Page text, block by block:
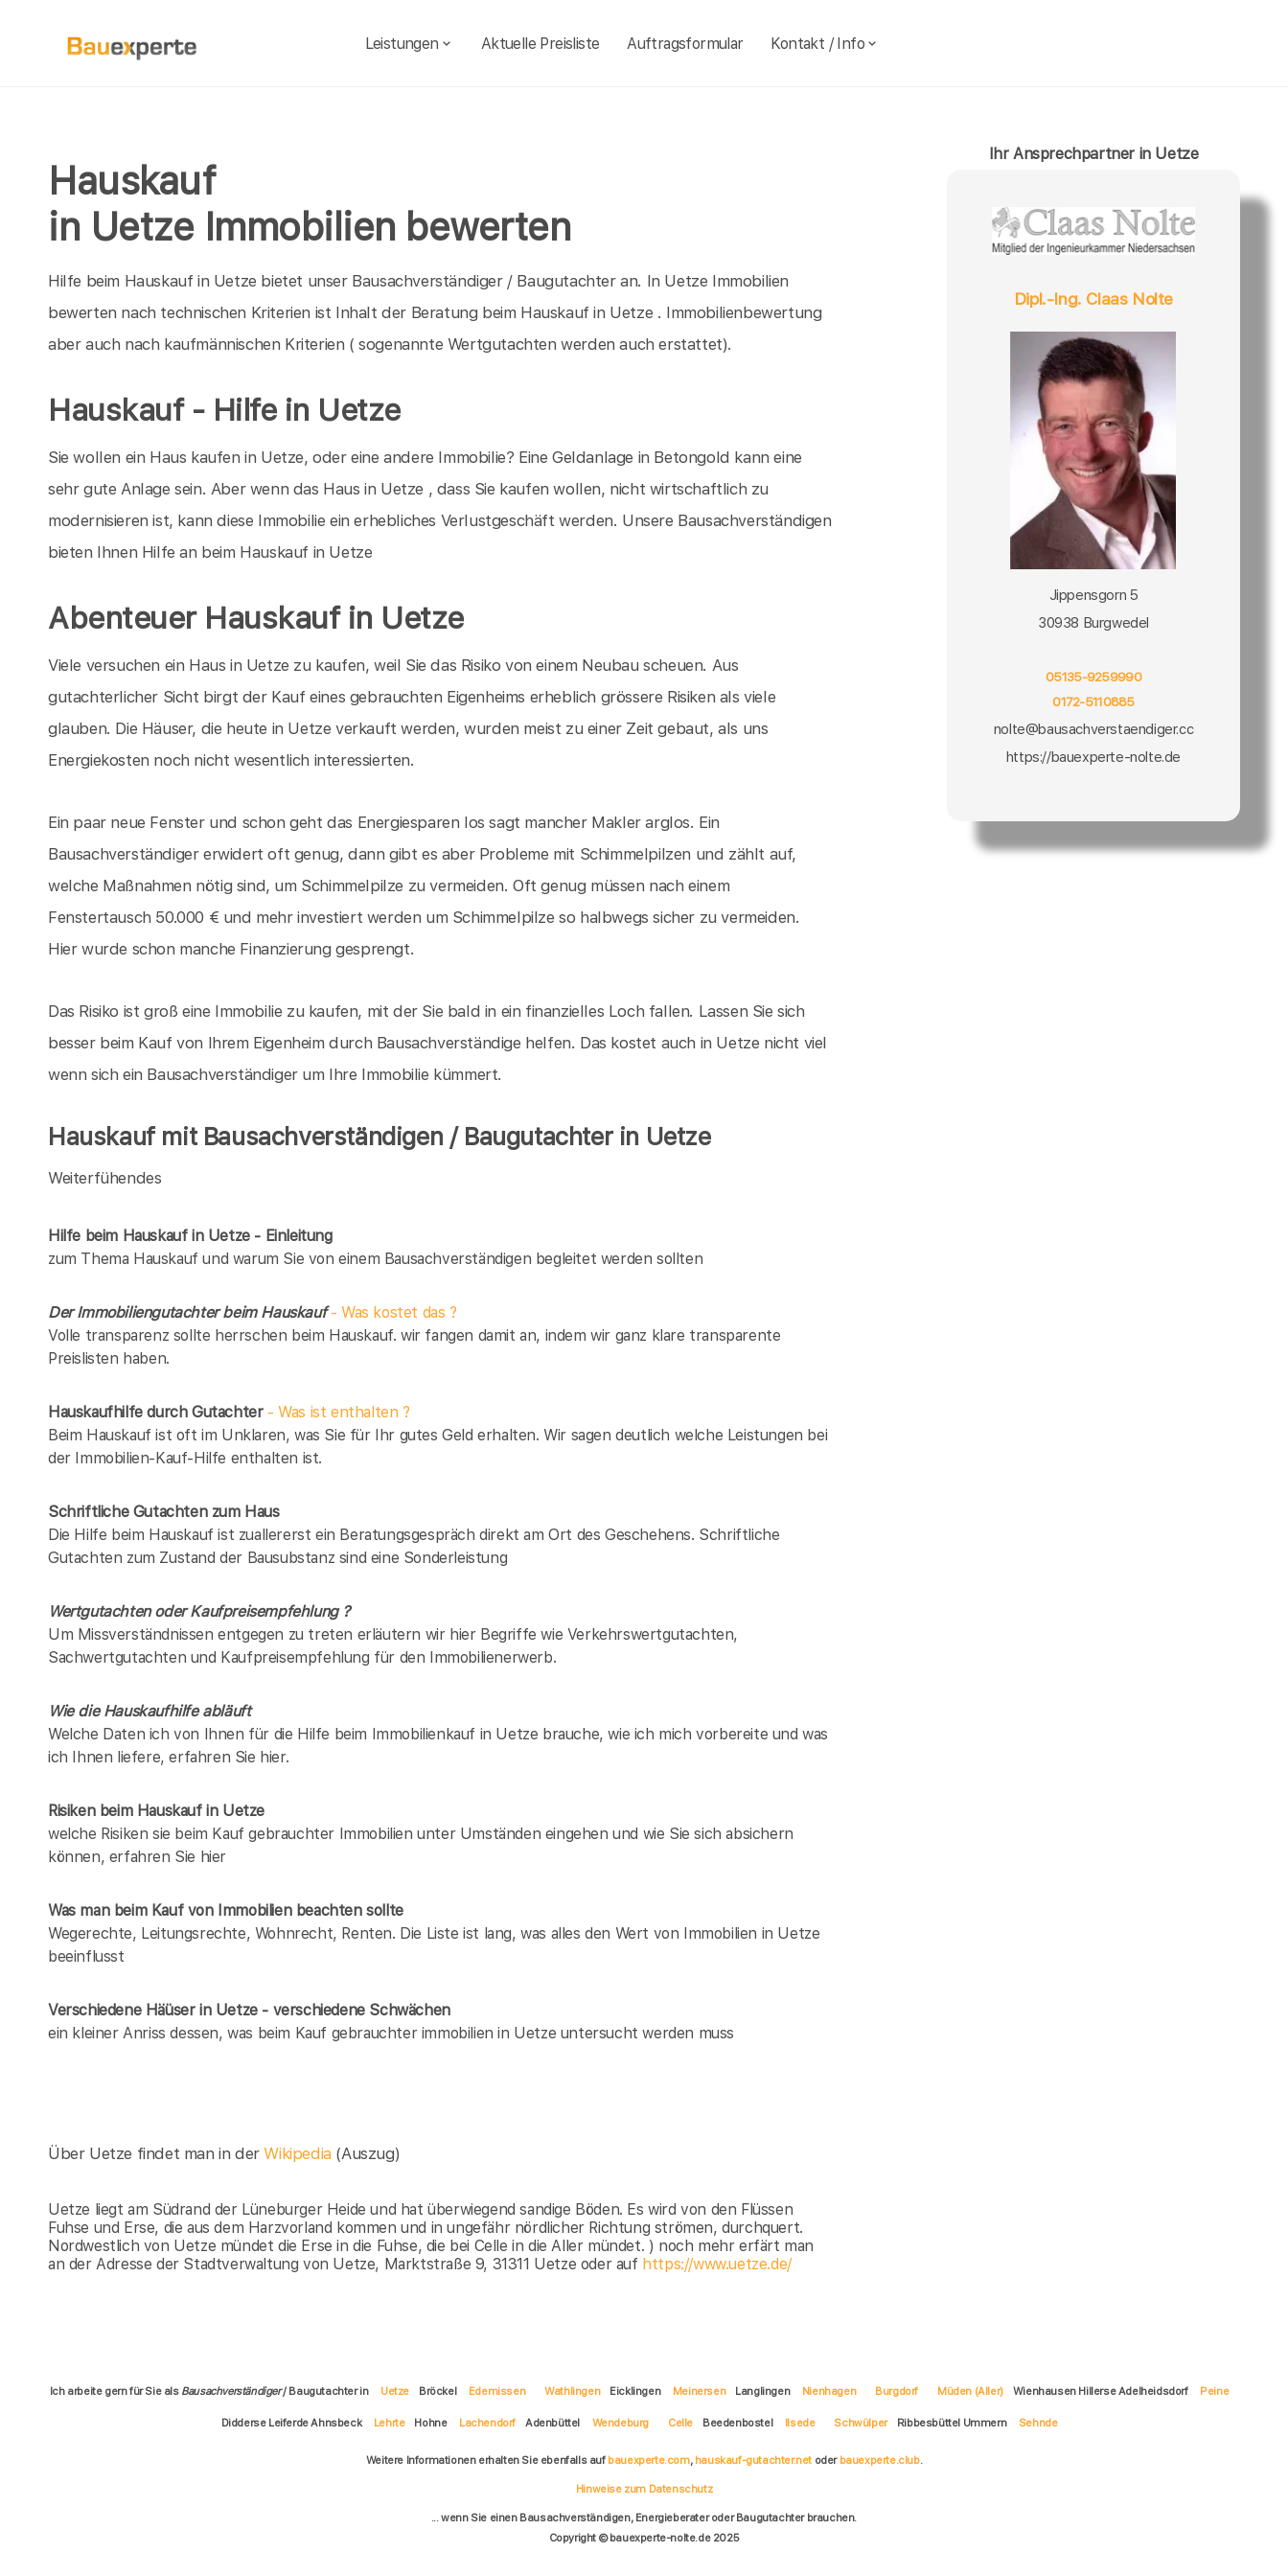
Leistungen Aktuelle Preisliste Auftragsformular Kontakt / Info
Hauskauf
in Uetze Immobilien bewerten
Hilfe beim Hauskauf in Uetze bietet unser Bausachverständiger / Baugutachter an. In Uetze Immobilien
bewerten nach technischen Kriterien ist Inhalt der Beratung beim Hauskauf in Uetze . Immobilienbewertung
aber auch nach kaufmännischen Kriterien ( sogenannte Wertgutachten werden auch erstattet).
Hauskauf - Hilfe in Uetze
Sie wollen ein Haus kaufen in Uetze, oder eine andere Immobilie? Eine Geldanlage in Betongold kann eine
sehr gute Anlage sein. Aber wenn das Haus in Uetze , dass Sie kaufen wollen, nicht wirtschaftlich zu
modernisieren ist, kann diese Immobilie ein erhebliches Verlustgeschäft werden. Unsere Bausachverständigen
bieten Ihnen Hilfe an beim Hauskauf in Uetze
Abenteuer Hauskauf in Uetze
Viele versuchen ein Haus in Uetze zu kaufen, weil Sie das Risiko von einem Neubau scheuen. Aus
gutachterlicher Sicht birgt der Kauf eines gebrauchten Eigenheims erheblich grössere Risiken als viele
glauben. Die Häuser, die heute in Uetze verkauft werden, wurden meist zu einer Zeit gebaut, als uns
Energiekosten noch nicht wesentlich interessierten.
Ein paar neue Fenster und schon geht das Energiesparen los sagt mancher Makler arglos. Ein
Bausachverständiger erwidert oft genug, dann gibt es aber Probleme mit Schimmelpilzen und zählt auf,
welche Maßnahmen nötig sind, um Schimmelpilze zu vermeiden. Oft genug müssen nach einem
Fenstertausch 50.000 € und mehr investiert werden um Schimmelpilze so halbwegs sicher zu vermeiden.
Hier wurde schon manche Finanzierung gesprengt.
Das Risiko ist groß eine Immobilie zu kaufen, mit der Sie bald in ein finanzielles Loch fallen. Lassen Sie sich
besser beim Kauf von Ihrem Eigenheim durch Bausachverständige helfen. Das kostet auch in Uetze nicht viel
wenn sich ein Bausachverständiger um Ihre Immobilie kümmert.
Hauskauf mit Bausachverständigen / Baugutachter in Uetze
Weiterfühendes
Hilfe beim Hauskauf in Uetze - Einleitung
zum Thema Hauskauf und warum Sie von einem Bausachverständigen begleitet werden sollten
Der Immobiliengutachter beim Hauskauf- Was kostet das ?
Volle transparenz sollte herrschen beim Hauskauf. wir fangen damit an, indem wir ganz klare transparente
Preislisten haben.
Hauskaufhilfe durch Gutachter- Was ist enthalten ?
Beim Hauskauf ist oft im Unklaren, was Sie für Ihr gutes Geld erhalten. Wir sagen deutlich welche Leistungen bei
der Immobilien-Kauf-Hilfe enthalten ist.
Schriftliche Gutachten zum Haus
Die Hilfe beim Hauskauf ist zuallererst ein Beratungsgespräch direkt am Ort des Geschehens. Schriftliche
Gutachten zum Zustand der Bausubstanz sind eine Sonderleistung
Wertgutachten oder Kaufpreisempfehlung ?
Um Missverständnissen entgegen zu treten erläutern wir hier Begriffe wie Verkehrswertgutachten,
Sachwertgutachten und Kaufpreisempfehlung für den Immobilienerwerb.
Wie die Hauskaufhilfe abläuft
Welche Daten ich von Ihnen für die Hilfe beim Immobilienkauf in Uetze brauche, wie ich mich vorbereite und was
ich Ihnen liefere, erfahren Sie hier.
Risiken beim Hauskaufin Uetze
welche Risiken sie beim Kauf gebrauchter Immobilien unter Umständen eingehen und wie Sie sich absichern
können, erfahren Sie hier
Was man beim Kauf von Immobilien beachten sollte
Wegerechte, Leitungsrechte, Wohnrecht, Renten. Die Liste ist lang, was alles den Wert von Immobilien in Uetze
beeinflusst
Verschiedene Häüser in Uetze - verschiedene Schwächen
ein kleiner Anriss dessen, was beim Kauf gebrauchter immobilien in Uetze untersucht werden muss
Über Uetze findet man in derWikipedia (Auszug)
Uetze liegt am Südrand der Lüneburger Heide und hat überwiegend sandige Böden. Es wird von den Flüssen
Fuhse und Erse, die aus dem Harzvorland kommen und in ungefähr nördlicher Richtung strömen, durchquert.
Nordwestlich von Uetze mündet die Erse in die Fuhse, die bei Celle in die Aller mündet. ) noch mehr erfärt man
an der Adresse der Stadtverwaltung von Uetze, Marktstraße 9, 31311 Uetze oder auf https://www.uetze.de/
Ihr Ansprechpartner in Uetze
Dipl.-Ing. Claas Nolte
Jippensgorn 5
30938 Burgwedel
05135-9259990
0172-5110885
nolte@bausachverstaendiger.cc
https://bauexperte-nolte.de
Ich arbeite gern für Sie als Bausachverständiger/ Baugutachter in Uetze Bröckel Edemissen Wathlingen Eicklingen Meinersen Langlingen Nienhagen Burgdorf Müden (Aller) Wienhausen Hillerse Adelheidsdorf Peine
Didderse Leiferde Ahnsbeck Lehrte Hohne Lachendorf Adenbüttel Wendeburg Celle Beedenbostel Ilsede Schwülper Ribbesbüttel Ummern Sehnde
Weitere Informationen erhalten Sie ebenfalls auf bauexperte.com, hauskauf-gutachter.net oder bauexperte.club.
Hinweise zum Datenschutz
... wenn Sie einen Bausachverständigen, Energieberater oder Baugutachter brauchen.
Copyright © bauexperte-nolte.de 2025